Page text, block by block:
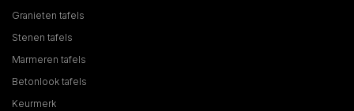
Granieten tafels
Stenen tafels
Marmeren tafels
Betonlook tafels
Keurmerk